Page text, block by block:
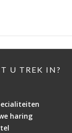
U TREK IN?
haring